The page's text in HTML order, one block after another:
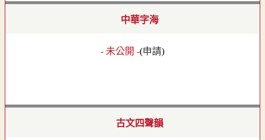
中華字海
- 未公開 -(申請)
古文四聲韻